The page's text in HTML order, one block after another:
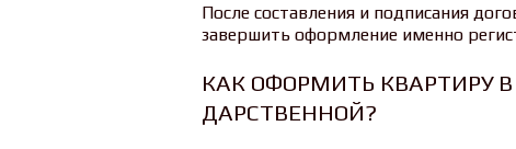
После составления и подписания
завершить оформление именно
КАК ОФОРМИТЬ КВАРТИРУ
ДАРСТВЕННОЙ?